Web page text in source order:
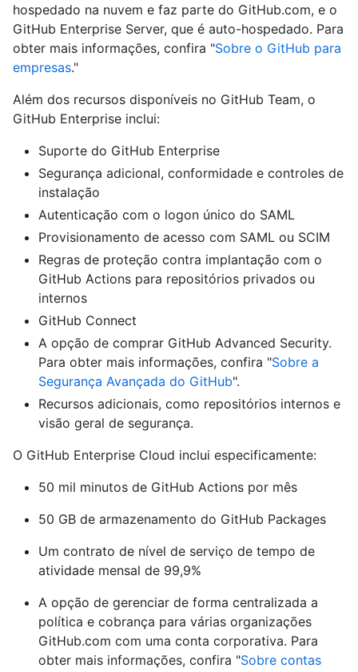
hospedado na nuvem e faz parte do GitHub.com, e o
GitHub Enterprise Server, que é auto-hospedado. Para
obter mais informações, confira "Sobre o GitHub para
empresas."
Além dos recursos disponíveis no GitHub Team, o
GitHub Enterprise inclui:
Suporte do GitHub Enterprise
Segurança adicional, conformidade e controles de
instalação
Autenticação com o logon único do SAML
Provisionamento de acesso com SAML ou SCIM
Regras de proteção contra implantação com o
GitHub Actions para repositórios privados ou
internos
GitHub Connect
A opção de comprar GitHub Advanced Security.
Para obter mais informações, confira "Sobre a
Segurança Avançada do GitHub".
Recursos adicionais, como repositórios internos e
visão geral de segurança.
O GitHub Enterprise Cloud inclui especificamente:
50 mil minutos de GitHub Actions por mês
50 GB de armazenamento do GitHub Packages
Um contrato de nível de serviço de tempo de
atividade mensal de 99,9%
A opção de gerenciar de forma centralizada a
política e cobrança para várias organizações
GitHub.com com uma conta corporativa. Para
obter mais informações, confira "Sobre contas